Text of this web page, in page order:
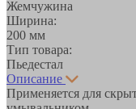
Жемчужина
Ширина:
200 мм
Тип товара:
Пьедестал
Описание
Применяется для